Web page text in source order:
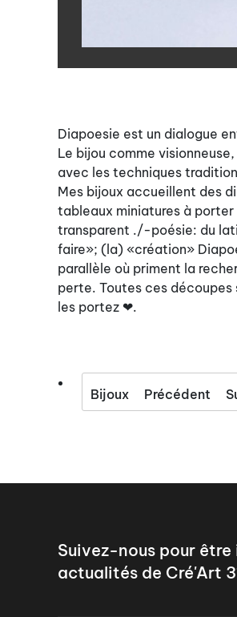
Diapoesie est un dialogue
Le bijou comme
avec les techniques
Mes bijoux accueillent des
tableaux miniatures à
transparent ./-poésie: du
faire»; (la) «création»
parallèle où priment la
perte. Toutes ces
les portez ❤.
Bijoux Précédent
Suivez-nous pour être
actualités de Cré'Art